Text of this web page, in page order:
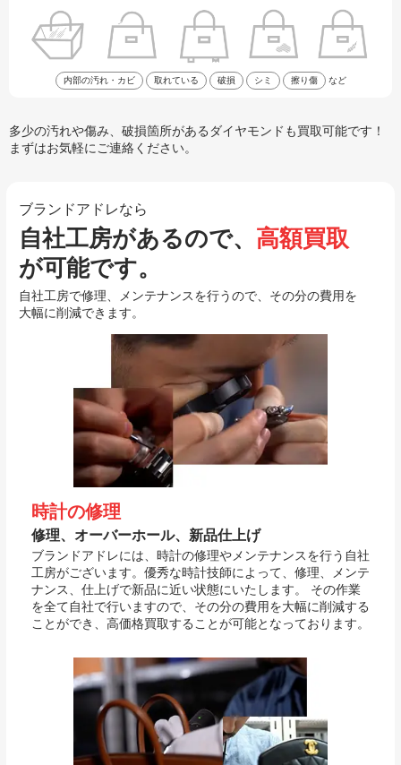
内部の汚れ・カビ 取れている 破損 シミ 擦り傷 など
多少の汚れや傷み、破損箇所があるダイヤモンドも買取可能です！
まずはお気軽にご連絡ください。
ブランドアドレなら
自社工房があるので、 高額買取
が可能です。
自社工房で修理、メンテナンスを行うので、その分の費用を
大幅に削減できます。
時計の修理
修理、オーバーホール、新品仕上げ
ブランドアドレには、時計の修理やメンテナンスを行う自社
工房がございます。優秀な時計技師によって、修理、メンテ
ナンス、仕上げで新品に近い状態にいたします。 その作業
を全て自社で行いますので、その分の費用を大幅に削減する
ことができ、高価格買取することが可能となっております。